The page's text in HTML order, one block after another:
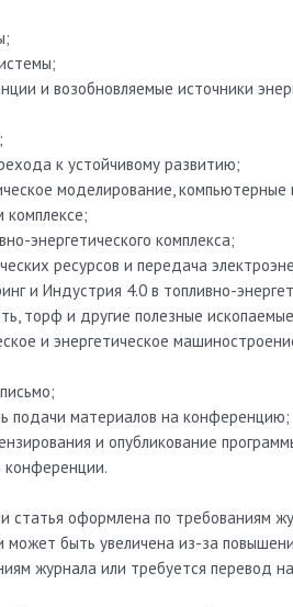
и возобновляемые источники
к устойчивому развитию;
моделирование,
комплексе;
энергетического комплекса;
ресурсов и передача
и Индустрия 4.0 в топливно-
торф и другие полезные
и энергетическое
подачи материалов на конференцию;
и опубликование
конференции.
статья оформлена по требованиям
может быть увеличена из-за
журнала или требуется перевод